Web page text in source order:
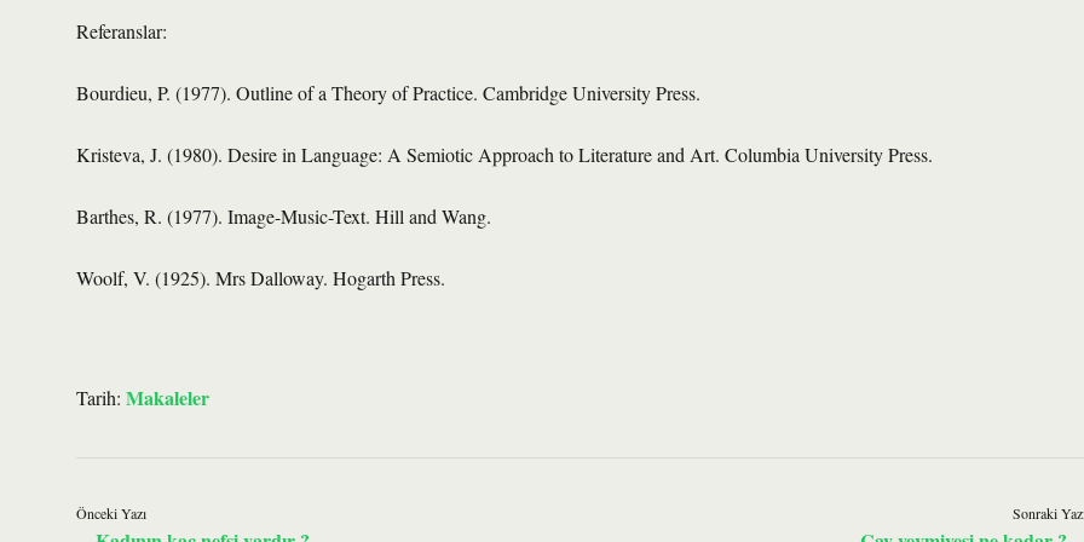
Referanslar:
Bourdieu, P. (1977). Outline of a Theory of Practice. Cambridge University Press.
Kristeva, J. (1980). Desire in Language: A Semiotic Approach to Literature and Art. Columbia University Press.
Barthes, R. (1977). Image-Music-Text. Hill and Wang.
Woolf, V. (1925). Mrs Dalloway. Hogarth Press.
Tarih: Makaleler
Önceki Yazı Sonraki